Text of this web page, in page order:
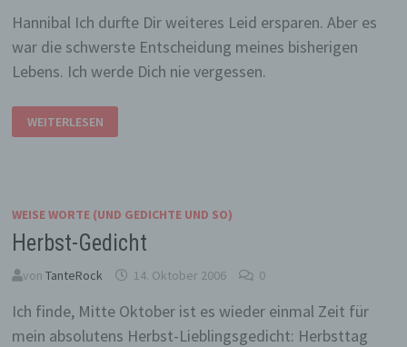
Hannibal Ich durfte Dir weiteres Leid ersparen. Aber es
war die schwerste Entscheidung meines bisherigen
Lebens. Ich werde Dich nie vergessen.
WEITERLESEN
WEISE WORTE (UND GEDICHTE UND SO)
Herbst-Gedicht
von TanteRock 14. Oktober 2006 0
Ich finde, Mitte Oktober ist es wieder einmal Zeit für
mein absolutens Herbst-Lieblingsgedicht: Herbsttag